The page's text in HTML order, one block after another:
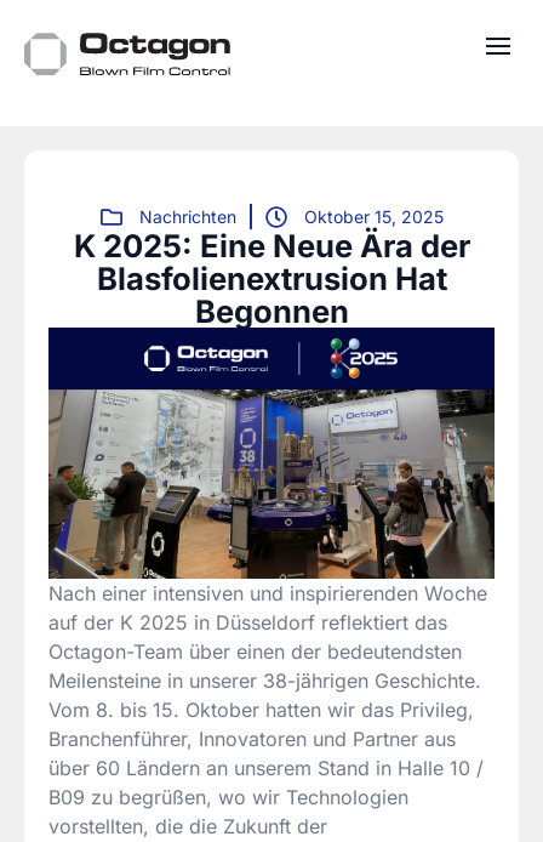
Nachrichten Oktober 15, 2025
K 2025: Eine Neue Ära der
Blasfolienextrusion Hat
Begonnen
Nach einer intensiven und inspirierenden Woche
auf der K 2025 in Düsseldorf reflektiert das
Octagon-Team über einen der bedeutendsten
Meilensteine in unserer 38-jährigen Geschichte.
Vom 8. bis 15. Oktober hatten wir das Privileg,
Branchenführer, Innovatoren und Partner aus
über 60 Ländern an unserem Stand in Halle 10 /
B09 zu begrüßen, wo wir Technologien
vorstellten, die die Zukunft der